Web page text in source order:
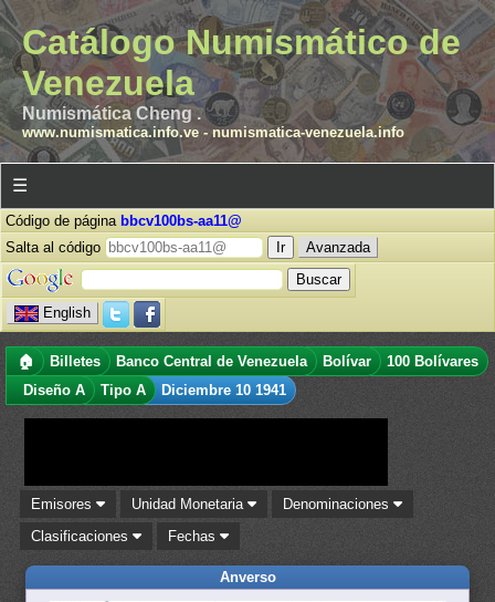
Catálogo Numismático de
Venezuela
Numismática Cheng .
www.numismatica.info.ve- numismatica-venezuela.info
☰
Código de página bbcv100bs-aa11@
Salta al código
Avanzada
English
🏠 Billetes Banco Central de Venezuela Bolívar
100 Bolívares
Diseño A
Tipo A Diciembre 10 1941
Emisores Unidad Monetaria
Denominaciones
Clasificaciones
Fechas
Anverso